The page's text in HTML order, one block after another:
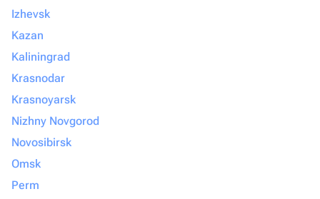
Izhevsk
Kazan
Kaliningrad
Krasnodar
Krasnoyarsk
Nizhny Novgorod
Novosibirsk
Omsk
Perm